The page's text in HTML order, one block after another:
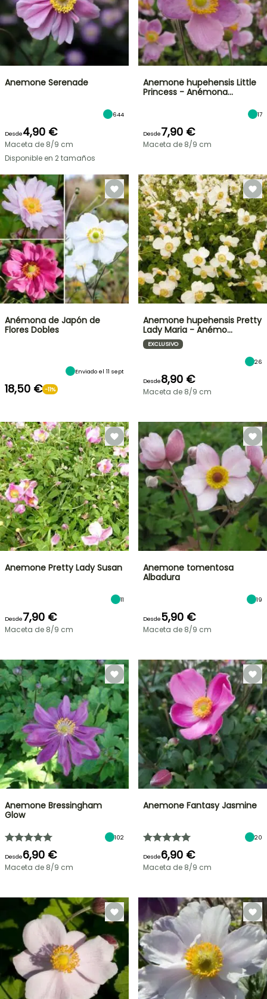
Anemone Serenade
644
Desde4,90 €
Maceta de 8/9 cm
Disponible en 2 tamaños
Anemone hupehensis Little
Princess - Anémona…
17
Desde7,90 €
Maceta de 8/9 cm
Anémona de Japón de
Flores Dobles
Enviado el 11 sept
18,50 € -11%
Anemone hupehensis Pretty
Lady Maria - Anémo…
EXCLUSIVO
26
Desde8,90 €
Maceta de 8/9 cm
Anemone Pretty Lady Susan
11
Desde7,90 €
Maceta de 8/9 cm
Anemone tomentosa
Albadura
19
Desde5,90 €
Maceta de 8/9 cm
Anemone Bressingham
Glow
102
Desde6,90 €
Maceta de 8/9 cm
Anemone Fantasy Jasmine
20
Desde6,90 €
Maceta de 8/9 cm